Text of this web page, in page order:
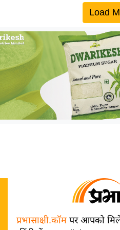
Load
प्रभासाक्षी.कॉमपर आपको